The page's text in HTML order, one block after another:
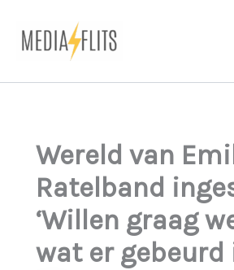
naar
Wereld van
Ratelband
‘Willen graag
wat er gebeurd